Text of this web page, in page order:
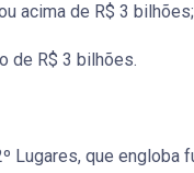
acima de R$ 3
de R$ 3 bilhões.
Lugares, que